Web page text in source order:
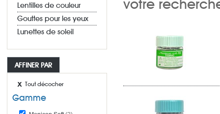
Lentilles de couleur
Gouttes pour les yeux
Lunettes de soleil
AFFINER PAR
Tout décocher
Gamme
votre